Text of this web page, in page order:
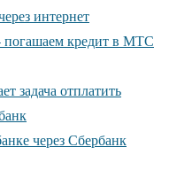
интернет
погашаем кредит в МТС
задача отплатить
через Сбербанк